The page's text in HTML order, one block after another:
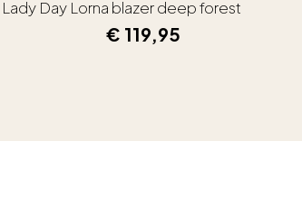
Lady Day Lorna blazer deep forest
€ 119,95